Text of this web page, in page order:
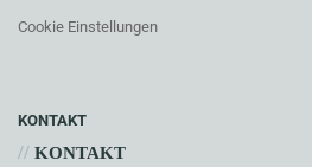
Cookie Einstellungen
KONTAKT
// KONTAKT